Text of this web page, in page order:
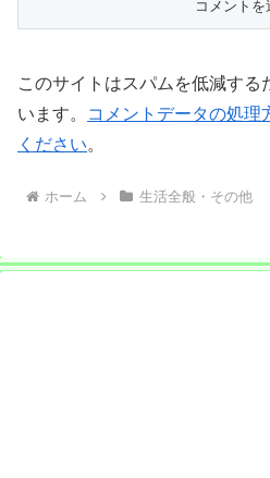
このサイトはスパムを低減する
います。
コメントデータの処理
ください。
ホーム 生活全般・その他